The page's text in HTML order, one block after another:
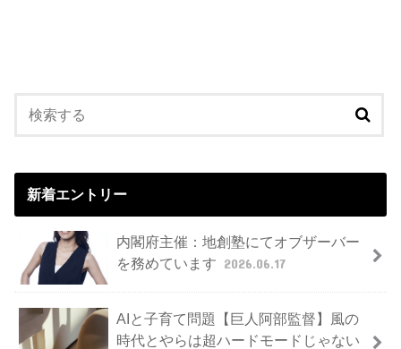
新着エントリー
内閣府主催：地創塾にてオブザーバー
を務めています 2026.06.17
AIと子育て問題【巨人阿部監督】風の
時代とやらは超ハードモードじゃない